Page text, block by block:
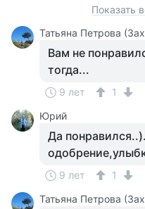
Показать
Татьяна Петрова
Вам не
тогда...
9 лет
1
Юрий
Да
9 лет
1
Татьяна Петрова